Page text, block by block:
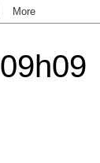
09h09